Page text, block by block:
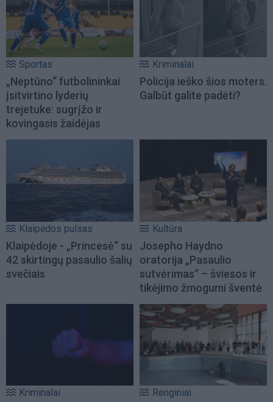
Sportas
„Neptūno“ futbolininkai
įsitvirtino lyderių
trejetuke: sugrįžo ir
kovingasis žaidėjas
Kriminalai
Policija ieško šios moters.
Galbūt galite padėti?
Klaipėdos pulsas
Klaipėdoje - „Princesė“ su
42 skirtingų pasaulio šalių
svečiais
Kultūra
Josepho Haydno
oratorija „Pasaulio
sutvėrimas“ – šviesos ir
tikėjimo žmogumi šventė
Kriminalai Renginiai